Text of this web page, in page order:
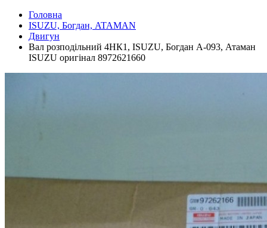
Головна
ISUZU, Богдан, ATAMAN
Двигун
Вал розподільний 4HК1, ISUZU, Богдан А-093, Атаман
ISUZU оригінал 8972621660